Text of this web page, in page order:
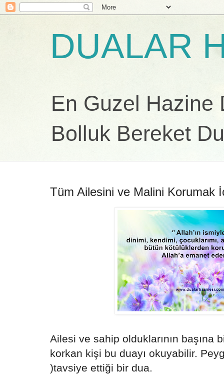
DUALAR
En Guzel Hazine
Bolluk Bereket
Tüm Ailesini ve Malini Korumak
Ailesi ve sahip olduklarının başına
korkan kişi bu duayı okuyabilir.
)tavsiye ettiği bir dua.